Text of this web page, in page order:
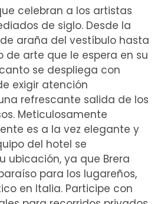
celebran a los artistas
de siglo. Desde la
araña del vestíbulo hasta
de arte que le espera en su
se despliega con
exigir atención
refrescante salida de los
Meticulosamente
es a la vez elegante y
del hotel se
ubicación, ya que Brera
para los lugareños,
en Italia. Participe con